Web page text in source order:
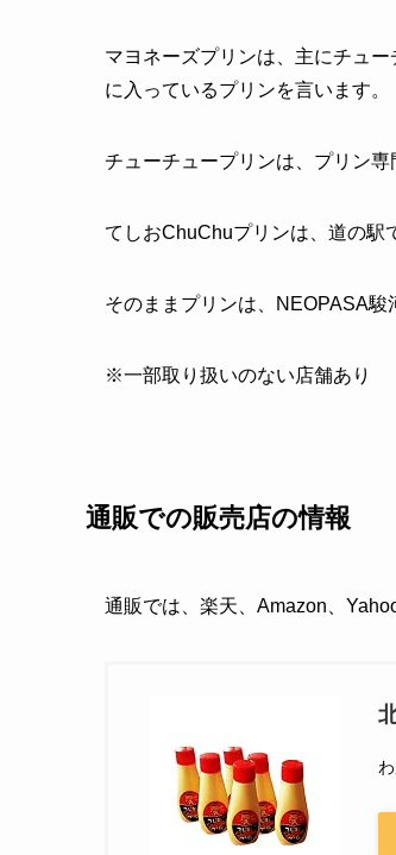
マヨネーズプリンは、主にチュ
に入っているプリンを言います。
チューチュープリンは、プリン
てしおChuChuプリンは、道の駅
そのままプリンは、NEOPASA駿
※一部取り扱いのない店舗あり
通販での販売店の情報
通販では、楽天、Amazon、